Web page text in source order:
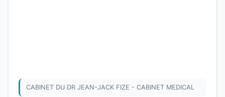
CABINET DU DR JEAN-JACK FIZE - CABINET MEDICAL